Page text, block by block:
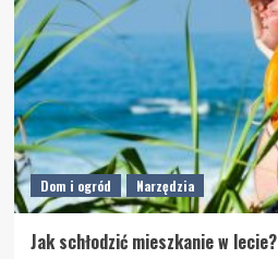
Dom i ogród Narzędzia
Jak schłodzić mieszkanie w lecie?